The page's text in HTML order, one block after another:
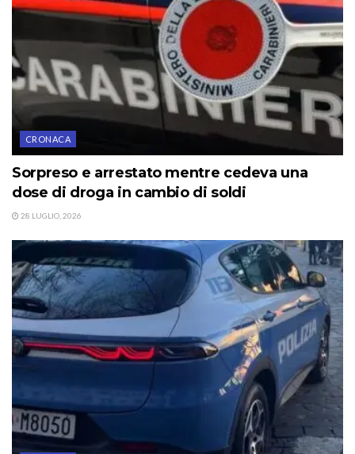
CRONACA
Sorpreso e arrestato mentre cedeva una
dose di droga in cambio di soldi
28 LUGLIO, 2026